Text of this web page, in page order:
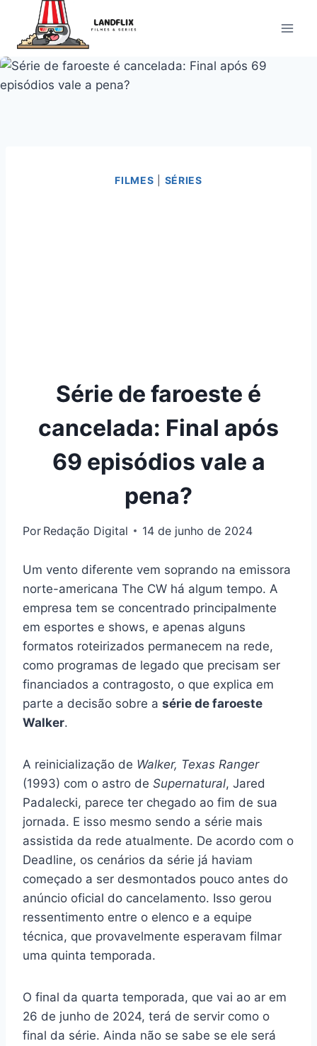
Conteúdo
FILMES SÉRIES
Série de faroeste é
cancelada: Final após
69 episódios vale a
pena?
Por Redação Digital 14 de junho de 2024
Um vento diferente vem soprando na emissora
norte-americana The CW há algum tempo. A
empresa tem se concentrado principalmente
em esportes e shows, e apenas alguns
formatos roteirizados permanecem na rede,
como programas de legado que precisam ser
financiados a contragosto, o que explica em
parte a decisão sobre a série de faroeste
Walker.
A reinicialização de Walker, Texas Ranger
(1993) com o astro de Supernatural, Jared
Padalecki, parece ter chegado ao fim de sua
jornada. E isso mesmo sendo a série mais
assistida da rede atualmente. De acordo com o
Deadline, os cenários da série já haviam
começado a ser desmontados pouco antes do
anúncio oficial do cancelamento. Isso gerou
ressentimento entre o elenco e a equipe
técnica, que provavelmente esperavam filmar
uma quinta temporada.
O final da quarta temporada, que vai ao ar em
26 de junho de 2024, terá de servir como o
final da série. Ainda não se sabe se ele será